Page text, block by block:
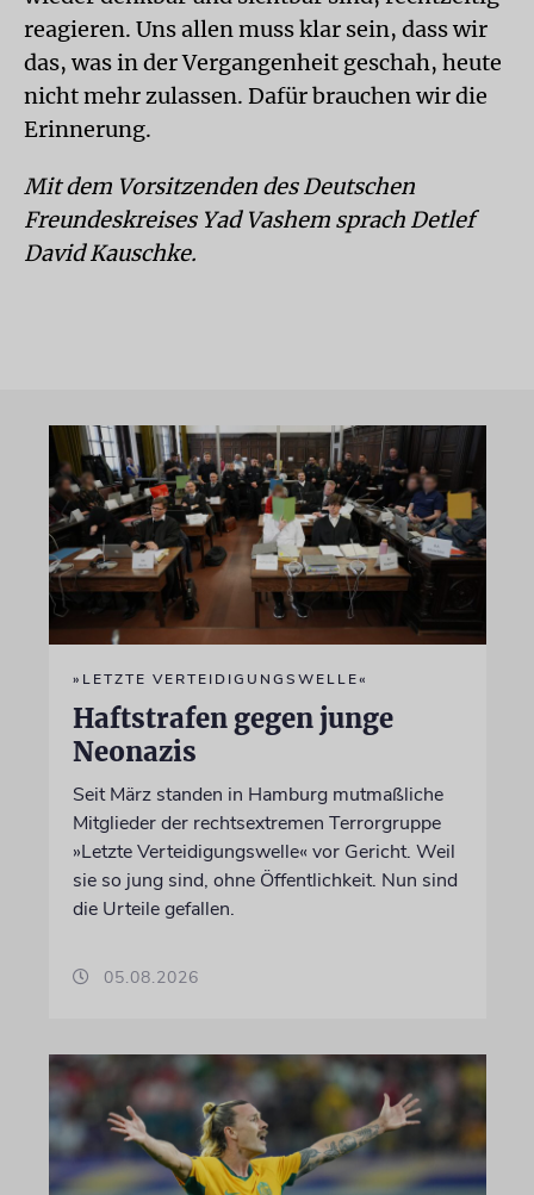
reagieren. Uns allen muss klar sein, dass wir
das, was in der Vergangenheit geschah, heute
nicht mehr zulassen. Dafür brauchen wir die
Erinnerung.
Mit dem Vorsitzenden des Deutschen
Freundeskreises Yad Vashem sprach Detlef
David Kauschke.
»LETZTE VERTEIDIGUNGSWELLE«
Haftstrafen gegen junge
Neonazis
Seit März standen in Hamburg mutmaßliche
Mitglieder der rechtsextremen Terrorgruppe
»Letzte Verteidigungswelle« vor Gericht. Weil
sie so jung sind, ohne Öffentlichkeit. Nun sind
die Urteile gefallen.
05.08.2026